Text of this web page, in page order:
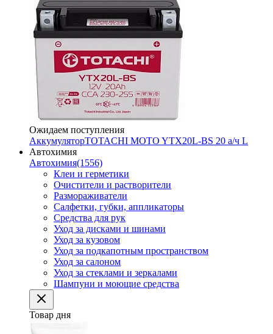
Ожидаем поступления
АккумуляторTOTACHI MOTO YTX20L-BS 20 а/ч L
Автохимия
Автохимия(1556)
Клеи и герметики
Очистители и растворители
Размораживатели
Салфетки, губки, аппликаторы
Средства для рук
Уход за дисками и шинами
Уход за кузовом
Уход за подкапотным пространством
Уход за салоном
Уход за стеклами и зеркалами
Шампуни и моющие средства
Товар дня